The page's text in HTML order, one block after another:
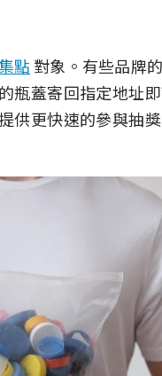
點 對象。有些品牌
瓶蓋寄回指定地址
供更快速的參與抽